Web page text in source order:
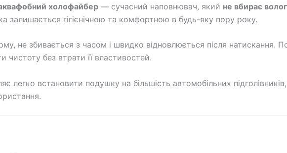
холофайбер — сучасний наповнювач, який не вбирає
залишається гігієнічною та комфортною в будь-яку пору року.
не збивається з часом і швидко відновлюється після натискання.
чистоту без втрати її властивостей.
легко встановити подушку на більшість автомобільних